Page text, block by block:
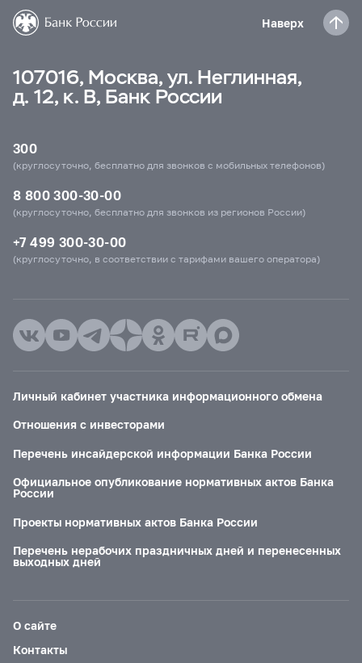
Наверх
107016, Москва, ул. Неглинная,
д. 12, к. В, Банк России
300
(круглосуточно, бесплатно для звонков с мобильных телефонов)
8 800 300-30-00
(круглосуточно, бесплатно для звонков из регионов России)
+7 499 300-30-00
(круглосуточно, в соответствии с тарифами вашего оператора)
Личный кабинет участника информационного обмена
Отношения с инвесторами
Перечень инсайдерской информации Банка России
Официальное опубликование нормативных актов Банка
России
Проекты нормативных актов Банка России
Перечень нерабочих праздничных дней и перенесенных
выходных дней
О сайте
Контакты